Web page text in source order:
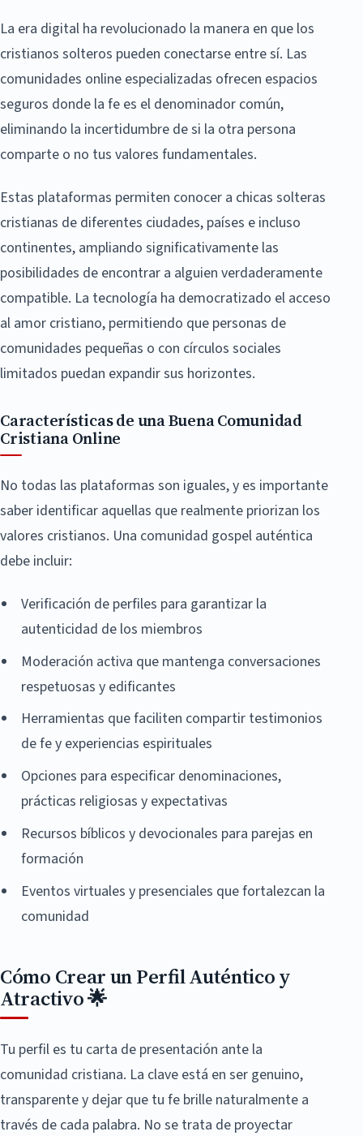
La era digital ha revolucionado la manera en que los
cristianos solteros pueden conectarse entre sí. Las
comunidades online especializadas ofrecen espacios
seguros donde la fe es el denominador común,
eliminando la incertidumbre de si la otra persona
comparte o no tus valores fundamentales.
Estas plataformas permiten conocer a chicas solteras
cristianas de diferentes ciudades, países e incluso
continentes, ampliando significativamente las
posibilidades de encontrar a alguien verdaderamente
compatible. La tecnología ha democratizado el acceso
al amor cristiano, permitiendo que personas de
comunidades pequeñas o con círculos sociales
limitados puedan expandir sus horizontes.
Características de una Buena Comunidad
Cristiana Online
No todas las plataformas son iguales, y es importante
saber identificar aquellas que realmente priorizan los
valores cristianos. Una comunidad gospel auténtica
debe incluir:
Verificación de perfiles para garantizar la
autenticidad de los miembros
Moderación activa que mantenga conversaciones
respetuosas y edificantes
Herramientas que faciliten compartir testimonios
de fe y experiencias espirituales
Opciones para especificar denominaciones,
prácticas religiosas y expectativas
Recursos bíblicos y devocionales para parejas en
formación
Eventos virtuales y presenciales que fortalezcan la
comunidad
Cómo Crear un Perfil Auténtico y
Atractivo 🌟
Tu perfil es tu carta de presentación ante la
comunidad cristiana. La clave está en ser genuino,
transparente y dejar que tu fe brille naturalmente a
través de cada palabra. No se trata de proyectar